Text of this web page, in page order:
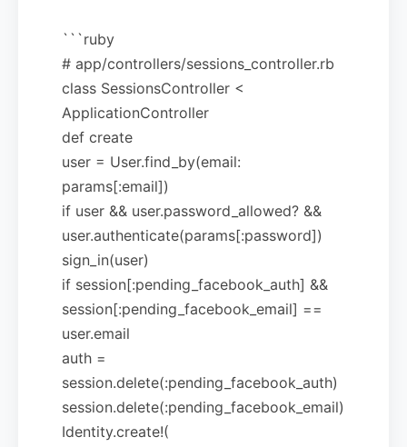
```ruby
# app/controllers/sessions_controller.rb
class SessionsController <
ApplicationController
def create
user = User.find_by(email:
params[:email])
if user && user.password_allowed? &&
user.authenticate(params[:password])
sign_in(user)
if session[:pending_facebook_auth] &&
session[:pending_facebook_email] ==
user.email
auth =
session.delete(:pending_facebook_auth)
session.delete(:pending_facebook_email)
Identity.create!(